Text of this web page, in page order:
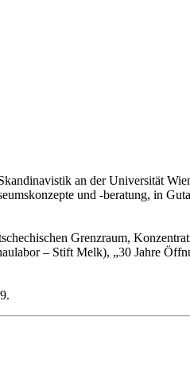
an der Universität
und -beratung, in
Grenzraum,
– Stift Melk), „30 Jahre